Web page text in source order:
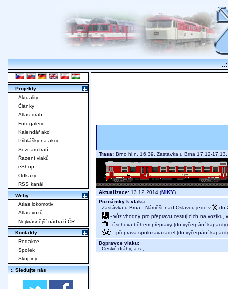
Trasa: Brno hl.n. 16.39, Zastávka u Brna 17.12-
Aktualizace: 13.12.2014 (MIKY)
Poznámky k vlaku:
Zastávka u Brna - Náměšť nad Oslavou jede v
do
- vůz vhodný pro přepravu cestujících na vozíku,
- úschova během přepravy (do vyčerpání kapacity)
- přeprava spoluzavazadel (do vyčerpání
Dopravce vlaku:
České dráhy, a.s. ;
:. Projekty
Aktuality
Články
Atlas drah
Fotogalerie
Kalendář akcí
Přihlášky na akce
Seznam tratí
Řazení vlaků
eShop
Odkazy
RSS kanál
:. Weby
Atlas lokomotiv
Atlas vozů
Nejkrásnější nádraží ČR
:. Kontakty
Redakce
Spolek
Skupiny
:. Sledujte nás